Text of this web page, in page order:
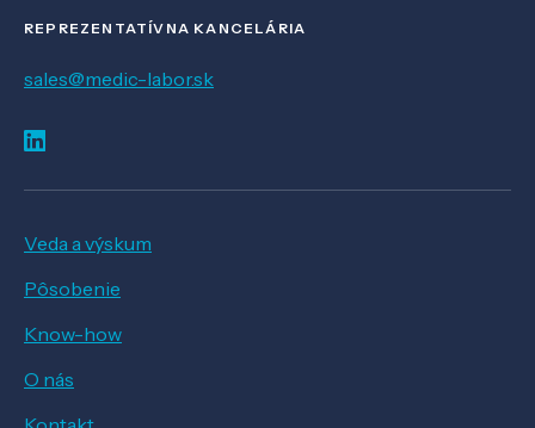
REPREZENTATÍVNA KANCELÁRIA
sales@medic-labor.sk
Veda a výskum
Pôsobenie
Know-how
O nás